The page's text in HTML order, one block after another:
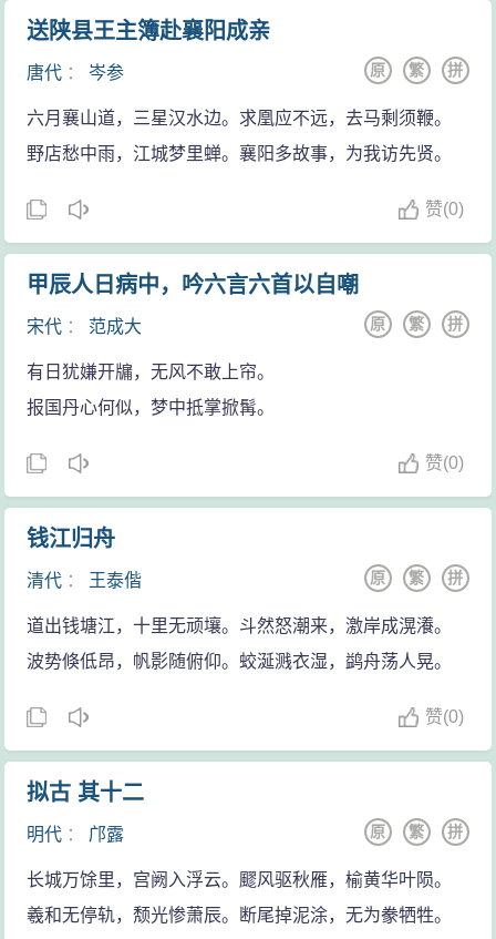
此赋是贾谊赴长沙王太傅任途中，经过湘水时所作。屈
原自沉于湘水支流汨罗江，贾谊触景生情，作此凭吊屈
长沙王：指西汉长沙王吴芮的玄孙吴差。太傅：官名，
对诸侯王行监护之责。谪（zhé）：贬官。
湘水：在今湖南境内，注入洞庭湖。贾谊由京都长安赴
汨罗：水名，湘水支流，在今湖南岳阳市境内。
因自喻：借以自比。
恭承：敬受。嘉惠：美好的恩惠，指文帝的任命。俟
罪：待罪，这里是谦词。
造：到。讬（tuō）：同“托”，寄托。先生：指屈原，古
罔极：没有准则。殒（yǔn）：殁，死亡。厥：其，指屈
原。
不祥：不幸。
伏窜：潜伏，躲藏。鸱枭：猫头鹰一类的鸟，古人认为
闒（tà）：小门。茸：小草。
逆曳：被倒着拖拉，指不被重用。倒植：倒立，指本应
居高位反居下位。
随：卞随，商代的贤士。夷：伯夷。二者都是古贤人的
代表。溷（hún）：混浊。跖：春秋时鲁国人，传说他是
大盗。蹻（jué）：庄蹻，战国时楚国将领，庄蹻接受楚
便翻开策数之书进行占卜，所得到的回答是房主人将死
去（或远去）。主人占卜后要鸟告诉吉凶和死期的迟
速。
通达的评述，企图以此来求得自己精神上的解脱，
达的精神世界中，其实还隐忍着深沉的悲哀！赋是汉代
文学的代表，是在楚辞基础上发展而成的一种文体。汉
赋大致分两种，一种是直接摹仿屈原《离骚》体的骚体
赋，一种是汉代新创的散体大赋，它日益发展，成为汉
赋的主体。贾谊在长沙地区所作的《吊屈原赋》是汉初
骚体赋的代表作，它和《鵩鸟赋》都作于长沙，所以长
太傅其间，虽然心情是忧郁的，但并没有忘怀对国家政
治的关心。
如汉初朝廷准允民间铸钱，贾谊就上书反对，他认
为民间铸钱有三弊：一、将有许多假钱；二、各地所铸
贾谊在长沙居住了四年多，他的活动和著述对长沙
及湖南的文化影响很大。历代长沙文人均为贾谊这位文
化巨匠曾在自己故乡生活过而感到自豪，许多诗人辞家
以屈贾后人自命。贾谊故宅在今长沙市天心区太平街太
唐代刘长卿留下了“三年谪宦此栖迟，万古惟留楚客悲”的
诗句。明代李东阳写过《贾太傅祠碑记》。祠前巷侧有
事疏》等都很有名；辞赋以《吊屈原
赋》、《鵩鸟赋》最著名。 ...
送陕县王主簿赴襄阳成亲
唐代 ：岑参 拼
繁
原
六月襄山道，三星汉水边。求凰应不远，去马剩须鞭。
野店愁中雨，江城梦里蝉。襄阳多故事，为我访先贤。
赞(0)
甲辰人日病中，吟六言六首以自嘲
宋代 ： 范成大 拼
繁
原
有日犹嫌开牖，无风不敢上帘。
报国丹心何似，梦中抵掌掀髯。
赞(0)
钱江归舟
清代 ： 王泰偕 拼
繁
原
道出钱塘江，十里无顽壤。斗然怒潮来，激岸成滉瀁。
波势倏低昂，帆影随俯仰。蛟涎溅衣湿，鹢舟荡人晃。
赞(0)
拟古 其十二
明代 ： 邝露 拼
繁
原
长城万馀里，宫阙入浮云。飂风驱秋雁，榆黄华叶陨。
羲和无停轨，颓光惨萧辰。断尾掉泥涂，无为豢牺牲。